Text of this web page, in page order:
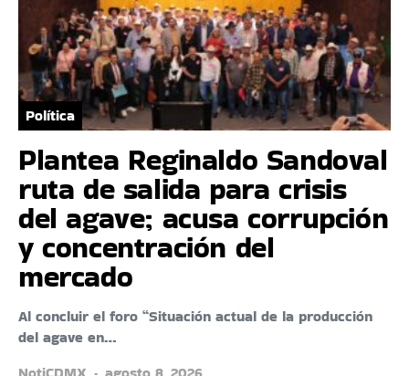
Política
Plantea Reginaldo Sandoval
ruta de salida para crisis
del agave; acusa corrupción
y concentración del
mercado
Al concluir el foro “Situación actual de la producción
del agave en…